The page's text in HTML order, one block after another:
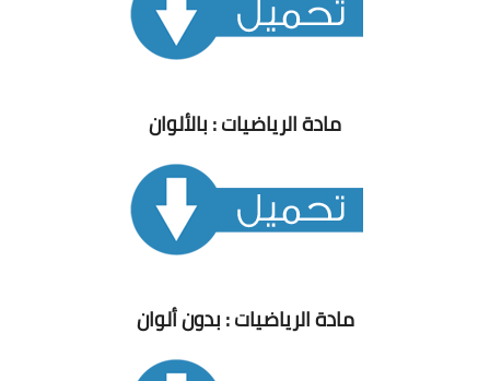
مادة الرياضيات : بالألوان
مادة الرياضيات : بدون ألوان